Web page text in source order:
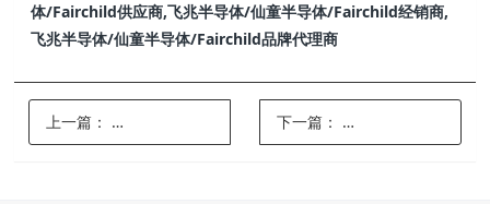
体/Fairchild供应商,飞兆半导体/仙童半导体/Fairchild经销商,
飞兆半导体/仙童半导体/Fairchild品牌代理商
上一篇：
memsic/美新_经销商_供应商_品牌代理商
下一篇：
空气净化器上用的霍